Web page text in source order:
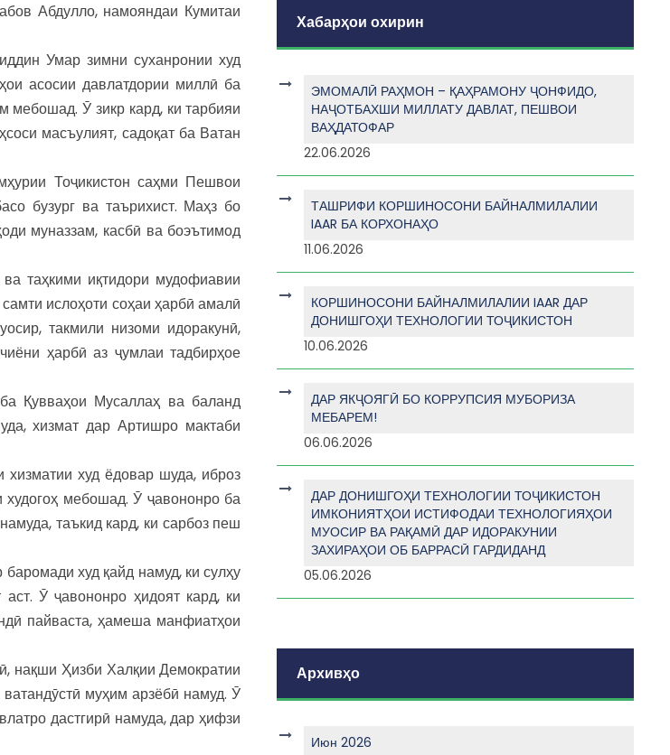
Абдулло, намояндаи Кумитаи
Умар зимни суханронии худ
асосии давлатдории миллӣ ба
Ӯ зикр кард, ки тарбияи
масъулият, садоқат ба Ватан
Тоҷикистон саҳми Пешвои
бузург ва таърихист. Маҳз бо
муназзам, касбӣ ва боэътимод
таҳкими иқтидори мудофиавии
ислоҳоти соҳаи ҳарбӣ амалӣ
такмили низоми идоракунӣ,
ҳарбӣ аз ҷумлаи тадбирҳое
Қувваҳои Мусаллаҳ ва баланд
хизмат дар Артишро мактаби
худ ёдовар шуда, иброз
мебошад. Ӯ ҷавононро ба
таъкид кард, ки сарбоз пеш
худ қайд намуд, ки сулҳу
Ӯ ҷавононро ҳидоят кард, ки
пайваста, ҳамеша манфиатҳои
нақши Ҳизби Халқии Демократии
муҳим арзёбӣ намуд. Ӯ
дастгирӣ намуда, дар ҳифзи
Хабарҳои охирин
ЭМОМАЛӢ РАҲМОН – ҚАҲРАМОНУ ҶОНФИДО,
НАҶОТБАХШИ МИЛЛАТУ ДАВЛАТ, ПЕШВОИ
ВАҲДАТОФАР
22.06.2026
ТАШРИФИ КОРШИНОСОНИ БАЙНАЛМИЛАЛИИ
IAAR БА КОРХОНАҲО
11.06.2026
КОРШИНОСОНИ БАЙНАЛМИЛАЛИИ IAAR ДАР
ДОНИШГОҲИ ТЕХНОЛОГИИ ТОҶИКИСТОН
10.06.2026
ДАР ЯКҶОЯГӢ БО КОРРУПСИЯ МУБОРИЗА
МЕБАРЕМ!
06.06.2026
ДАР ДОНИШГОҲИ ТЕХНОЛОГИИ ТОҶИКИСТОН
ИМКОНИЯТҲОИ ИСТИФОДАИ ТЕХНОЛОГИЯҲОИ
МУОСИР ВА РАҚАМӢ ДАР ИДОРАКУНИИ
ЗАХИРАҲОИ ОБ БАРРАСӢ ГАРДИДАНД
05.06.2026
Архивҳо
Июн 2026